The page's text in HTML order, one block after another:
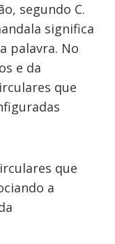
segundo C.
significa
palavra. No
e da
que
que
a